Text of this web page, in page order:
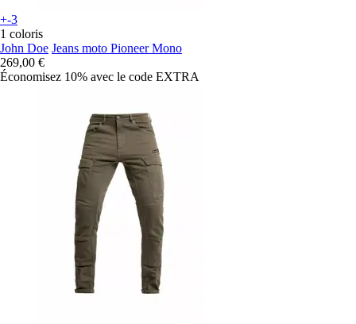
+-3
1 coloris
John Doe Jeans moto Pioneer Mono
269,00 €
Économisez 10% avec le code EXTRA